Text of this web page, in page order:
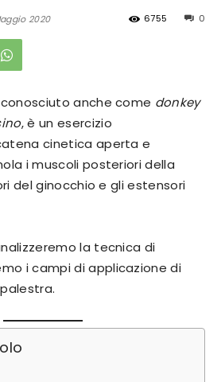
2020 0
6755
anche come donkey
, è un esercizio
cinetica aperta e
i muscoli posteriori della
del ginocchio e gli estensori
la tecnica di
i campi di applicazione di